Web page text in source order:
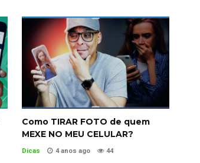
Como TIRAR FOTO de quem
MEXE NO MEU CELULAR?
Dicas 4 anos ago 44